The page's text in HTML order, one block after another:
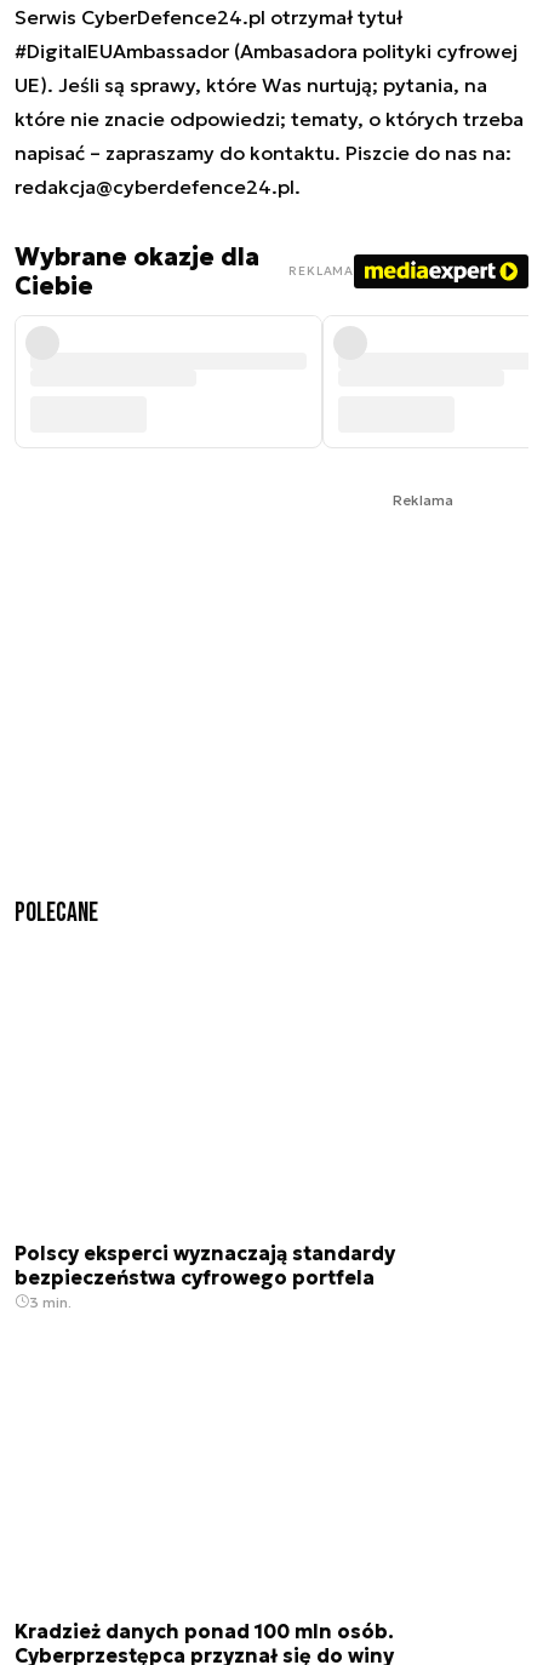
Serwis CyberDefence24.pl otrzymał tytuł
#DigitalEUAmbassador (Ambasadora polityki cyfrowej
UE). Jeśli są sprawy, które Was nurtują; pytania, na
które nie znacie odpowiedzi; tematy, o których trzeba
napisać – zapraszamy do kontaktu. Piszcie do nas na:
redakcja@cyberdefence24.pl.
Wybrane okazje dla
Ciebie
REKLAMA
Reklama
Polecane
Polscy eksperci wyznaczają standardy
bezpieczeństwa cyfrowego portfela
3 min.
Kradzież danych ponad 100 mln osób.
Cyberprzestępca przyznał się do winy